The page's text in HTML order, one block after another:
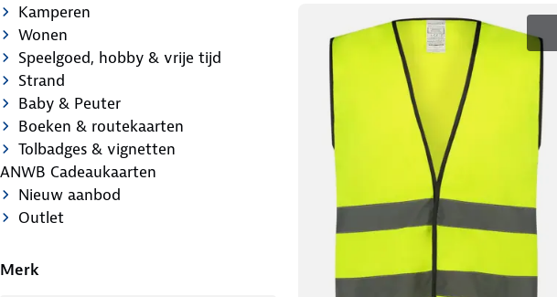
Kamperen
Wonen
Speelgoed, hobby & vrije tijd
Strand
Baby & Peuter
Boeken & routekaarten
Tolbadges & vignetten
ANWB Cadeaukaarten
Nieuw aanbod
Outlet
Merk